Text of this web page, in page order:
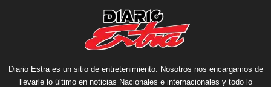
Diario Estra es un sitio de entretenimiento. Nosotros nos encargamos de
llevarle lo último en noticias Nacionales e internacionales y todo lo